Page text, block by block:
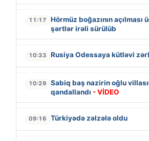
11:17
Hörmüz boğazının açılması
şərtlər irəli sürülüb
10:33 Rusiya Odessaya kütləvi
10:29
Sabiq baş nazirin oğlu
qandallandı - VİDEO
09:16 Türkiyədə zəlzələ oldu